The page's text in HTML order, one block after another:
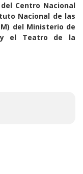
Centro Nacional
Nacional de las
del Ministerio de
y el Teatro de la